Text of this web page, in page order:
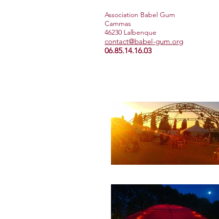
Association Babel Gum
Cammas
46230 Lalbenque
contact@babel-gum.org
06.85.14.16.03